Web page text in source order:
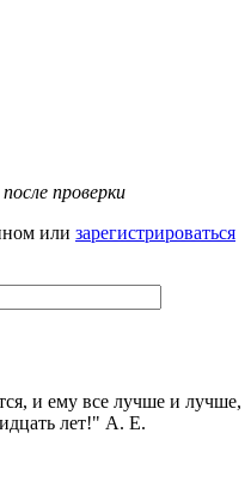
проверки
или зарегистрироваться
и ему все лучше и лучше,
лет!" А. Е.